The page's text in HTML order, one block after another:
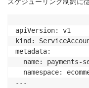
apiVersion: v1
kind:
metadata:
name: payments-
namespace:
---